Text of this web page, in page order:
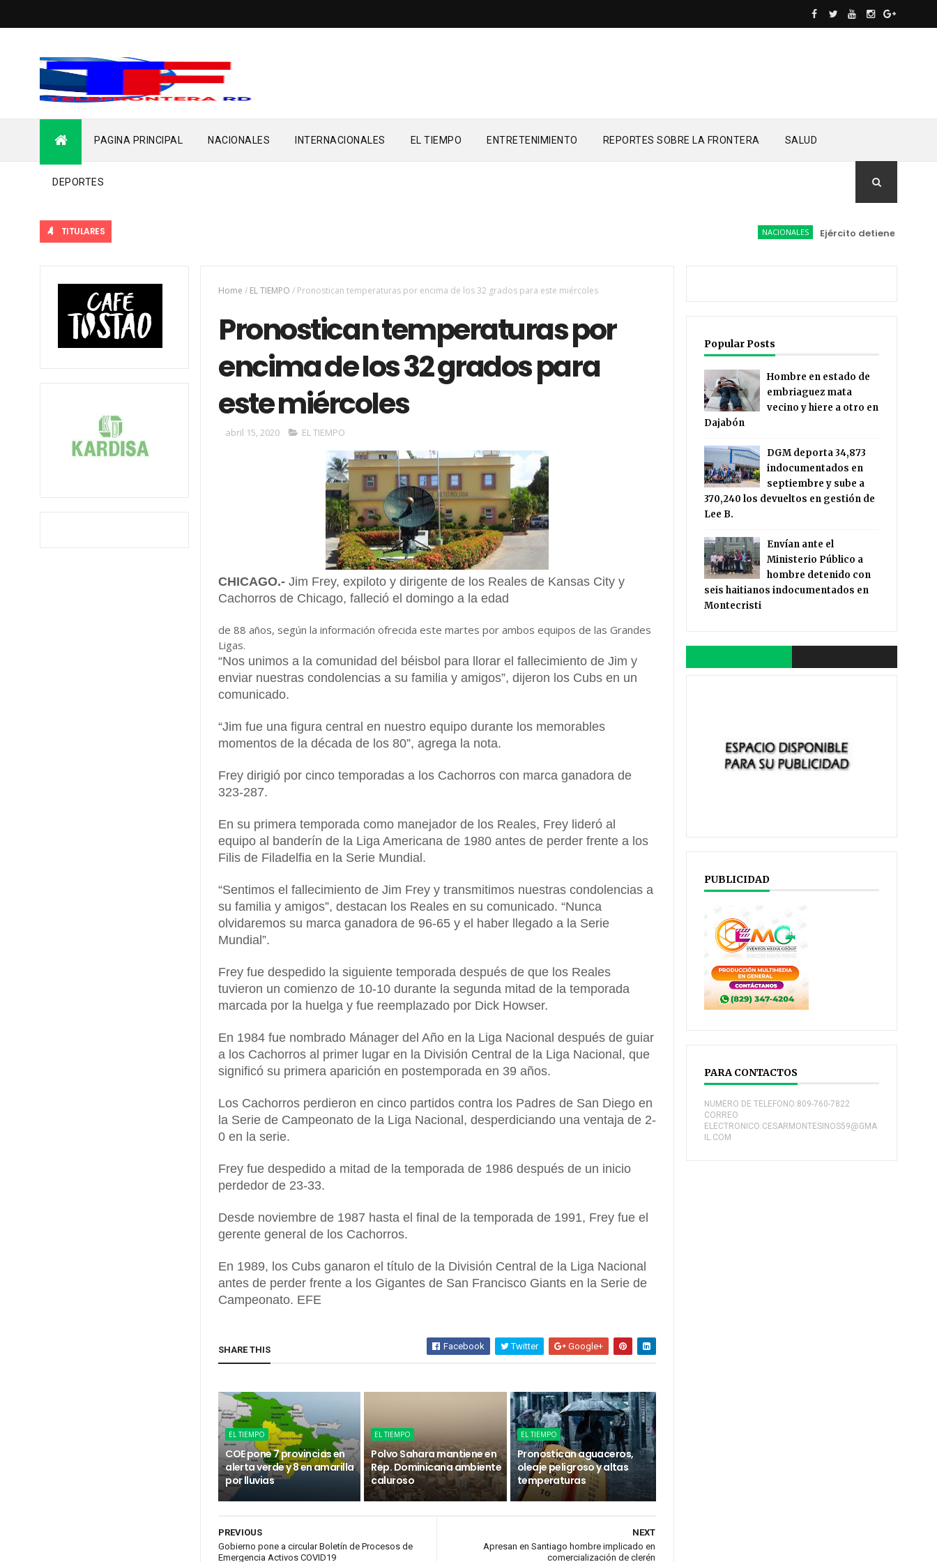
PAGINA PRINCIPAL NACIONALES INTERNACIONALES EL TIEMPO ENTRETENIMIENTO REPORTES SOBRE LA FRONTERA SALUD
DEPORTES
TITULARES NACIONALES Ejército detiene a
Home / EL TIEMPO / Pronostican temperaturas por encima de los 32 grados para este miércoles
Pronostican temperaturas por
encima de los 32 grados para
este miércoles
abril 15, 2020 EL TIEMPO
CHICAGO.- Jim Frey, expiloto y dirigente de los Reales de Kansas City y
Cachorros de Chicago, falleció el domingo a la edad
de 88 años, según la información ofrecida este martes por ambos equipos de las Grandes
Ligas.
“Nos unimos a la comunidad del béisbol para llorar el fallecimiento de Jim y
enviar nuestras condolencias a su familia y amigos”, dijeron los Cubs en un
comunicado.
“Jim fue una figura central en nuestro equipo durante los memorables
momentos de la década de los 80”, agrega la nota.
Frey dirigió por cinco temporadas a los Cachorros con marca ganadora de
323-287.
En su primera temporada como manejador de los Reales, Frey lideró al
equipo al banderín de la Liga Americana de 1980 antes de perder frente a los
Filis de Filadelfia en la Serie Mundial.
“Sentimos el fallecimiento de Jim Frey y transmitimos nuestras condolencias a
su familia y amigos”, destacan los Reales en su comunicado. “Nunca
olvidaremos su marca ganadora de 96-65 y el haber llegado a la Serie
Mundial”.
Frey fue despedido la siguiente temporada después de que los Reales
tuvieron un comienzo de 10-10 durante la segunda mitad de la temporada
marcada por la huelga y fue reemplazado por Dick Howser.
En 1984 fue nombrado Mánager del Año en la Liga Nacional después de guiar
a los Cachorros al primer lugar en la División Central de la Liga Nacional, que
significó su primera aparición en postemporada en 39 años.
Los Cachorros perdieron en cinco partidos contra los Padres de San Diego en
la Serie de Campeonato de la Liga Nacional, desperdiciando una ventaja de 2-
0 en la serie.
Frey fue despedido a mitad de la temporada de 1986 después de un inicio
perdedor de 23-33.
Desde noviembre de 1987 hasta el final de la temporada de 1991, Frey fue el
gerente general de los Cachorros.
En 1989, los Cubs ganaron el título de la División Central de la Liga Nacional
antes de perder frente a los Gigantes de San Francisco Giants en la Serie de
Campeonato. EFE
SHARE THIS Facebook Twitter Google+
EL TIEMPO
COE pone 7 provincias en
alerta verde y 8 en amarilla
por lluvias
EL TIEMPO
Polvo Sahara mantiene en
Rep. Dominicana ambiente
caluroso
EL TIEMPO
Pronostican aguaceros,
oleaje peligroso y altas
temperaturas
NEXT
Apresan en Santiago hombre implicado en
comercialización de clerén
PREVIOUS
Gobierno pone a circular Boletín de Procesos de
Emergencia Activos COVID19
Popular Posts
Hombre en estado de
embriaguez mata
vecino y hiere a otro en
Dajabón
DGM deporta 34,873
indocumentados en
septiembre y sube a
370,240 los devueltos en gestión de
Lee B.
Envían ante el
Ministerio Público a
hombre detenido con
seis haitianos indocumentados en
Montecristi
PUBLICIDAD
PARA CONTACTOS
NUMERO DE TELEFONO:809-760-7822
CORREO
ELECTRONICO:CESARMONTESINOS59@GMA
IL.COM